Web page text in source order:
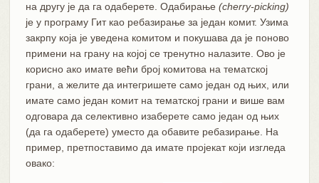
на другу је да га одаберете. Одабирање (cherry-picking)
је у програму Гит као ребазирање за један комит. Узима
закрпу која је уведена комитом и покушава да је поново
примени на грану на којој се тренутно налазите. Ово је
корисно ако имате већи број комитова на тематској
грани, а желите да интегришете само један од њих, или
имате само један комит на тематској грани и више вам
одговара да селективно изаберете само један од њих
(да га одаберете) уместо да обавите ребазирање. На
пример, претпоставимо да имате пројекат који изгледа
овако: